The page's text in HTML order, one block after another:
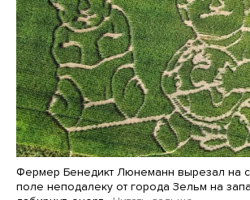
Фермер Бенедикт Люнеманн вырезал на
поле неподалеку от города Зельм на